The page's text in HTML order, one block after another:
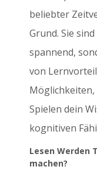
beliebter
Grund. Sie
spannend,
von
Möglichkeiten,
Spielen dein
kognitiven
Lesen Werden
machen?